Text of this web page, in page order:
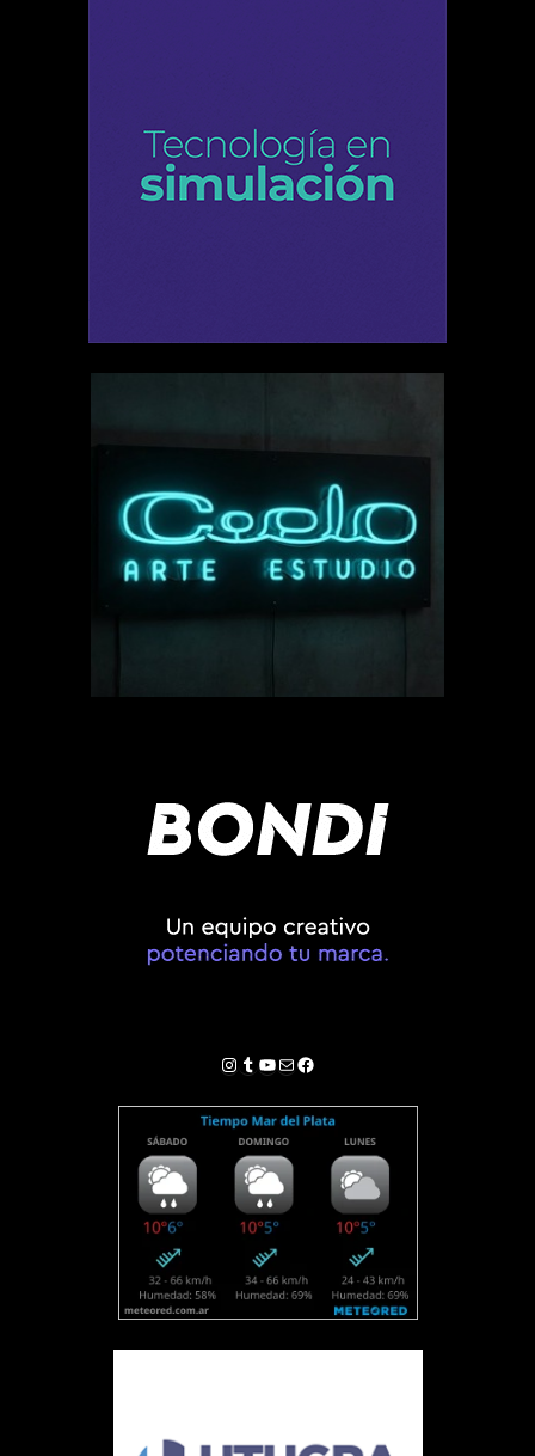
Instagram
Tumblr
YouTube
Correo electrónico
Facebook